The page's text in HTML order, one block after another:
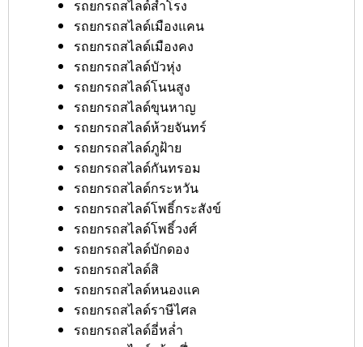
รถยกรถสไลด์สำโรง
รถยกรถสไลด์เมืองแคน
รถยกรถสไลด์เมืองคง
รถยกรถสไลด์บัวหุ่ง
รถยกรถสไลด์โนนสูง
รถยกรถสไลด์ขุนหาญ
รถยกรถสไลด์ห้วยจันทร์
รถยกรถสไลด์ภูฝ้าย
รถยกรถสไลด์กันทรอม
รถยกรถสไลด์กระหวัน
รถยกรถสไลด์โพธิ์กระสังข์
รถยกรถสไลด์โพธิ์วงศ์
รถยกรถสไลด์บักดอง
รถยกรถสไลด์สิ
รถยกรถสไลด์หนองแค
รถยกรถสไลด์ราษีไศล
รถยกรถสไลด์อี่หล่ำ